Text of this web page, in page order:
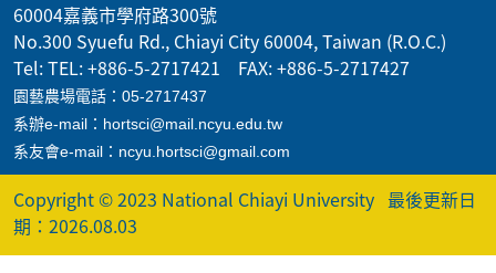
60004嘉義市學府路300號
No.300 Syuefu Rd., Chiayi City 60004, Taiwan (R.O.C.)
Tel: TEL: +886-5-2717421 FAX: +886-5-2717427
園藝農場電話：05-2717437
系辦e-mail：hortsci@mail.ncyu.edu.tw
系友會e-mail：ncyu.hortsci@gmail.com
Copyright © 2023 National Chiayi University 最後更新日
期：2026.08.03